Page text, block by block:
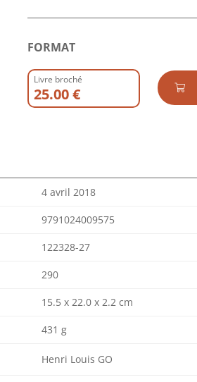
FORMAT
Livre broché
25.00 €
4 avril 2018
9791024009575
122328-27
290
15.5 x 22.0 x 2.2 cm
431 g
Henri Louis GO